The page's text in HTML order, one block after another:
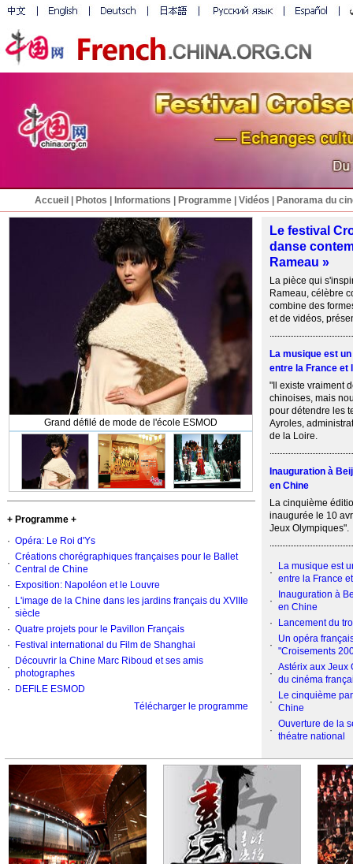
Accueil Photos Informations Programme Vidéos Panorama du
Grand défilé de mode de l'école ESMOD
+ Programme +
· Opéra: Le Roi d'Ys
·
Créations chorégraphiques françaises pour le Ballet
Central de Chine
·
Exposition: Napoléon et le Louvre
·
L'image de la Chine dans les jardins français du XVIIIe
siècle
· Quatre projets pour le Pavillon Français
·
Festival international du Film de Shanghai
·
Découvrir la Chine Marc Riboud et ses amis
photographes
·
DEFILE ESMOD
Télécharger le programme
Le festival
danse
Rameau »
La pièce qui
Rameau, célèbre
combine des
et de vidéos,
La musique est
entre la France et
"Il existe vraiment
chinoises, mais
pour détendre les
Ayroles,
de la Loire.
Inauguration à
en Chine
La cinquième
inaugurée le 10
Jeux Olympiques".
·
La musique est
entre la France
·
Inauguration à
en Chine
·
Lancement du
·
Un opéra
"Croisements
·
Astérix aux Jeux
du cinéma
·
Le cinquième
Chine
·
Ouverture de la
théatre national